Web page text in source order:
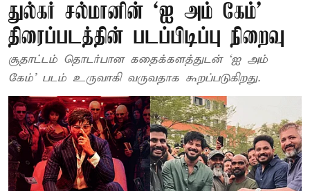
துல்கர் சல்மானின் `ஐ அம் கேம்'
திரைப்படத்தின் படப்பிடிப்பு நிறைவு
சூதாட்டம் தொடர்பான கதைக்களத்துடன் ‘ஐ அம்
கேம்’ படம் உருவாகி வருவதாக கூறப்படுகிறது.